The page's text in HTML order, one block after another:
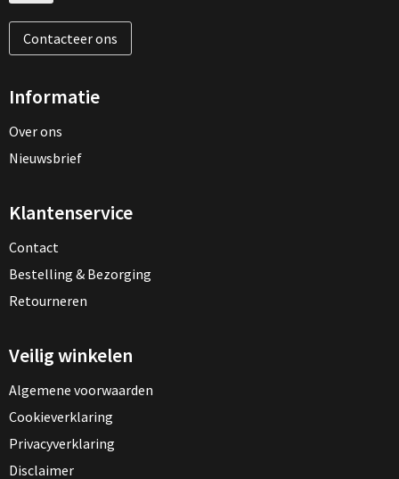
Contacteer ons
Informatie
Over ons
Nieuwsbrief
Klantenservice
Contact
Bestelling & Bezorging
Retourneren
Veilig winkelen
Algemene voorwaarden
Cookieverklaring
Privacyverklaring
Disclaimer